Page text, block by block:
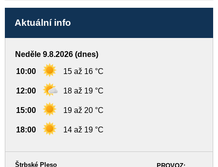
Aktuální info
Neděle 9.8.2026 (dnes)
10:00 15 až 16 °C
12:00 18 až 19 °C
15:00 19 až 20 °C
18:00 14 až 19 °C
PROVOZ:
Štrbské Pleso